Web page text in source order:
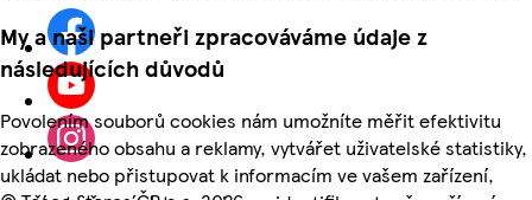
My a naši partneři zpracováváme údaje z
následujících důvodů
Povolením souborů cookies nám umožníte měřit efektivitu
zobrazeného obsahu a reklamy, vytvářet uživatelské statistiky,
ukládat nebo přistupovat k informacím ve vašem zařízení,